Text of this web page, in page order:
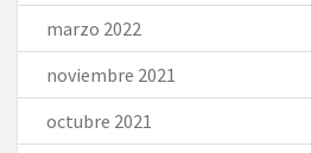
marzo 2022
noviembre 2021
octubre 2021